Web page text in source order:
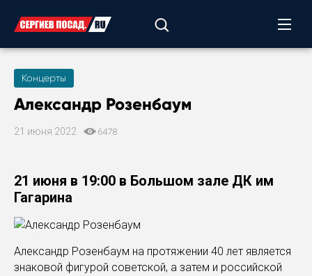
Концерты
Александр Розенбаум
21 июня 2022 6478
21 июня в 19:00 в Большом зале ДК им
Гагарина
Александр Розенбаум на протяжении 40 лет является
знаковой фигурой советской, а затем и российской